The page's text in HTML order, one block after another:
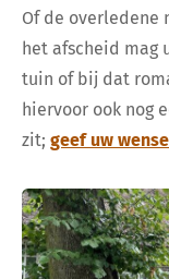
Of de overledene
het afscheid mag
tuin of bij dat
hiervoor ook nog
zit; geef uw